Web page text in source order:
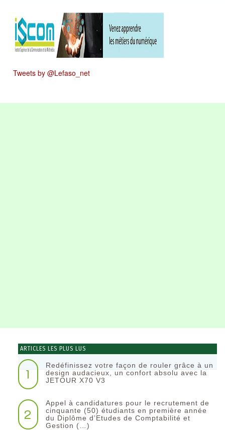
Tweets by @Lefaso_net
ARTICLES LES PLUS LUS
1
Redéfinissez votre façon de rouler grâce à un
design audacieux, un confort absolu avec la
JETOUR X70 V3
2
Appel à candidatures pour le recrutement de
cinquante (50) étudiants en première année
du Diplôme d’Etudes de Comptabilité et
Gestion (…)